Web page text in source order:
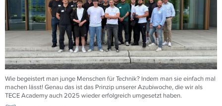
Wie begeistert man junge Menschen für Technik? Indem man sie einfach mal
machen lässt! Genau das ist das Prinzip unserer Azubiwoche, die wir als
TECEAcademy auch 2025 wieder erfolgreich umgesetzt haben.